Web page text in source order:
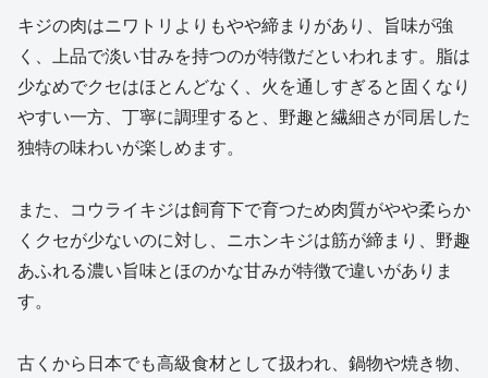
キジの肉はニワトリよりもやや締まりがあり、旨味が強
く、上品で淡い甘みを持つのが特徴だといわれます。脂は
少なめでクセはほとんどなく、火を通しすぎると固くなり
やすい一方、丁寧に調理すると、野趣と繊細さが同居した
独特の味わいが楽しめます。
また、コウライキジは飼育下で育つため肉質がやや柔らか
くクセが少ないのに対し、ニホンキジは筋が締まり、野趣
あふれる濃い旨味とほのかな甘みが特徴で違いがありま
す。
古くから日本でも高級食材として扱われ、鍋物や焼き物、